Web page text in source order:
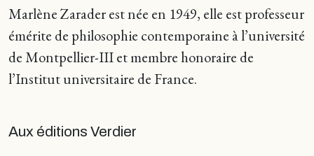
Marlène Zarader est née en 1949, elle est professeur
émérite de philosophie contemporaine à l’université
de Montpellier-III et membre honoraire de
l’Institut universitaire de France.
Aux éditions Verdier